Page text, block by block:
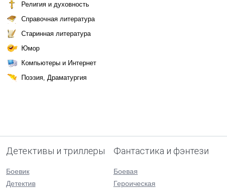
Религия и духовность
Справочная литература
Старинная литература
Юмор
Компьютеры и Интернет
Поэзия, Драматургия
Детективы и триллеры
Боевик
Детектив
Фантастика и фэнтези
Боевая
Героическая